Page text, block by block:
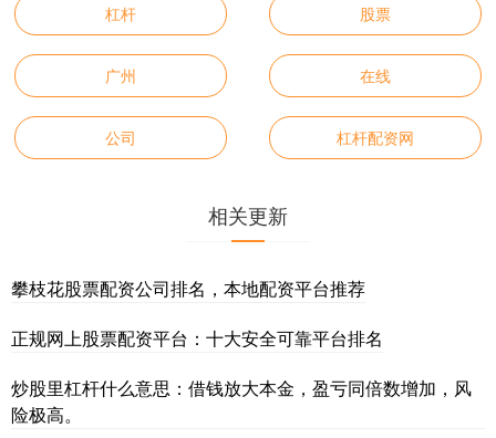
杠杆 股票
广州 在线
公司 杠杆配资网
相关更新
攀枝花股票配资公司排名，本地配资平台推荐
正规网上股票配资平台：十大安全可靠平台排名
炒股里杠杆什么意思：借钱放大本金，盈亏同倍数增加，风
险极高。